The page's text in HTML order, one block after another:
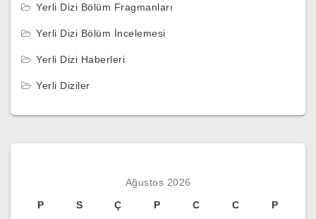
Yerli Dizi Bölüm Fragmanları
Yerli Dizi Bölüm İncelemesi
Yerli Dizi Haberleri
Yerli Diziler
Ağustos 2026
P
S Ç P C C
P